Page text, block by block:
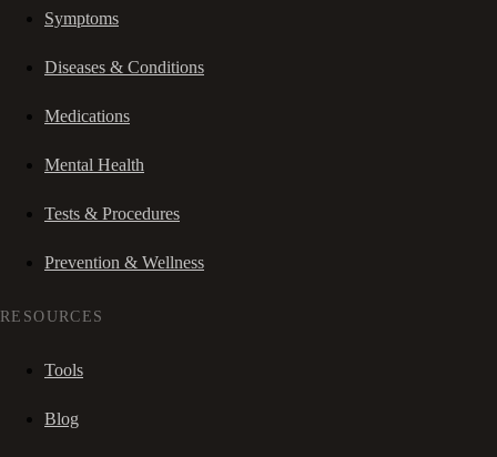
Symptoms
Diseases & Conditions
Medications
Mental Health
Tests & Procedures
Prevention & Wellness
RESOURCES
Tools
Blog